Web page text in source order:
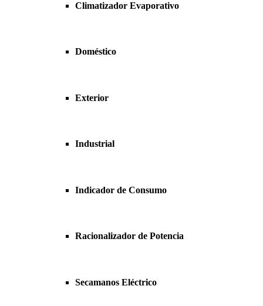
Climatizador Evaporativo
Doméstico
Exterior
Industrial
Indicador de Consumo
Racionalizador de Potencia
Secamanos Eléctrico